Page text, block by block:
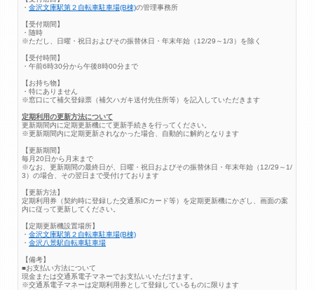
・ 金沢文庫駅第２自転車駐車場(B棟)の管理事務所
【受付期間】
・随時
※ただし、日曜・祝日およびその振替休日・年末年始（12/29～1/3）を除く
【受付時間】
・午前6時30分から午後8時00分まで
【お持ち物】
・特にありません
※窓口にて補欠登録票（補欠ハガキ送付先住所等）を記入していただきます
定期利用の更新方法について
更新期間内に定期更新機にて更新手続きを行ってください。
※更新期間内に定期更新されなかった場合、自動的に解約となります
【更新期間】
毎月20日から月末まで
※なお、更新期間の最終日が、日曜・祝日およびその振替休日・年末年始（12/29～1/
3）の場合、その翌日まで受付けております
【更新方法】
定期利用券（契約時に登録した交通系ICカード等）を定期更新機にかざし、画面の案
内に従って更新してください。
【定期更新機設置場所】
・ 金沢文庫駅第２自転車駐車場(B棟)
・ 金沢八景駅自転車駐車場
【備考】
■お支払い方法について
現金または交通系電子マネーでお支払いいただけます。
※交通系電子マネーは定期利用券として登録しているものに限ります